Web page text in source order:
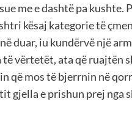
me e dashtë pa kushte.
kësaj kategorie të
duar, iu kundërvë një
të vërtetët, ata që ruajtën
që mos të bjerrnin në
gjella e prishun prej nga